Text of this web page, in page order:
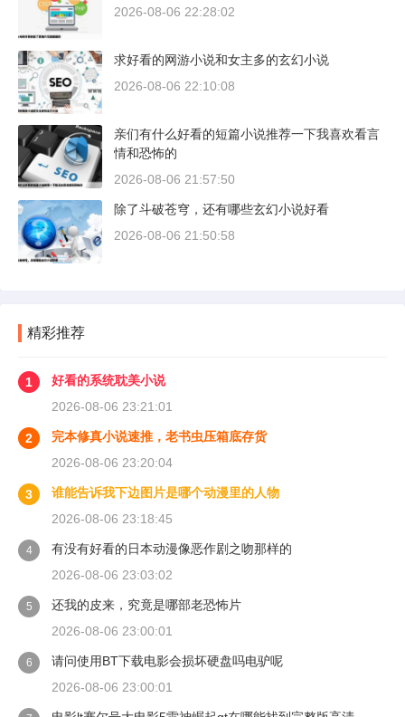
2026-08-06 22:28:02
求好看的网游小说和女主多的玄幻小说
2026-08-06 22:10:08
亲们有什么好看的短篇小说推荐一下我喜欢看言
情和恐怖的
2026-08-06 21:57:50
除了斗破苍穹，还有哪些玄幻小说好看
2026-08-06 21:50:58
精彩推荐
1
好看的系统耽美小说
2026-08-06 23:21:01
2
完本修真小说速推，老书虫压箱底存货
2026-08-06 23:20:04
3
谁能告诉我下边图片是哪个动漫里的人物
2026-08-06 23:18:45
4
有没有好看的日本动漫像恶作剧之吻那样的
2026-08-06 23:03:02
5
还我的皮来，究竟是哪部老恐怖片
2026-08-06 23:00:01
6
请问使用BT下载电影会损坏硬盘吗电驴呢
2026-08-06 23:00:01